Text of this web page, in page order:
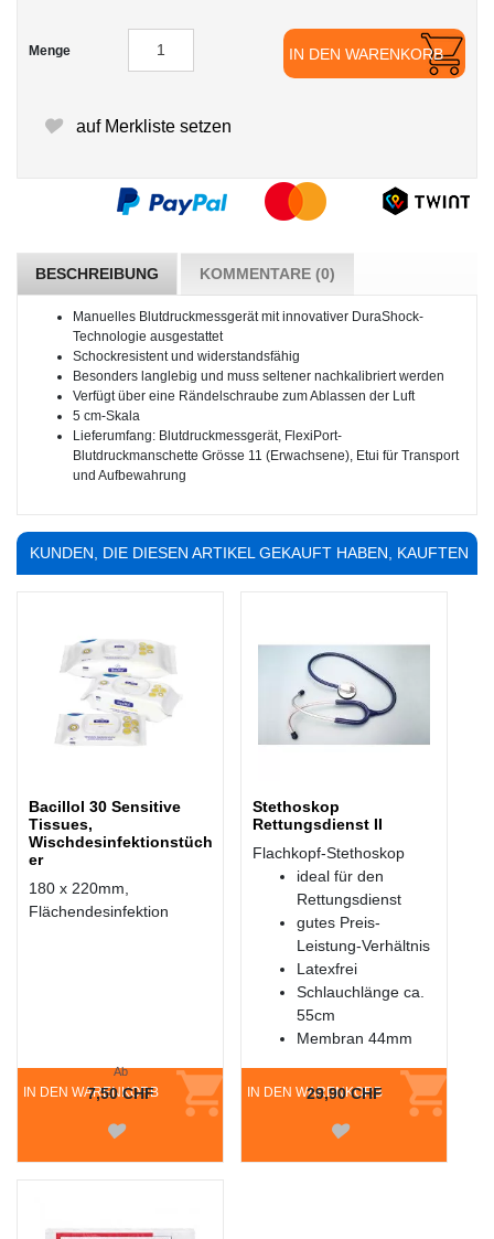
Menge IN DEN WARENKORB
auf Merkliste setzen
BESCHREIBUNG KOMMENTARE (0)
Manuelles Blutdruckmessgerät mit innovativer DuraShock-
Technologie ausgestattet
Schockresistent und widerstandsfähig
Besonders langlebig und muss seltener nachkalibriert werden
Verfügt über eine Rändelschraube zum Ablassen der Luft
5 cm-Skala
Lieferumfang: Blutdruckmessgerät, FlexiPort-
Blutdruckmanschette Grösse 11 (Erwachsene), Etui für Transport
und Aufbewahrung
KUNDEN, DIE DIESEN ARTIKEL GEKAUFT HABEN, KAUFTEN
Bacillol 30 Sensitive
Tissues,
Wischdesinfektionstüch
er
180 x 220mm,
Flächendesinfektion
IN DEN WARENKORB
Ab
7,50 CHF
Stethoskop
Rettungsdienst II
Flachkopf-Stethoskop
ideal für den
Rettungsdienst
gutes Preis-
Leistung-Verhältnis
Latexfrei
Schlauchlänge ca.
55cm
Membran 44mm
IN DEN WARENKORB
29,90 CHF